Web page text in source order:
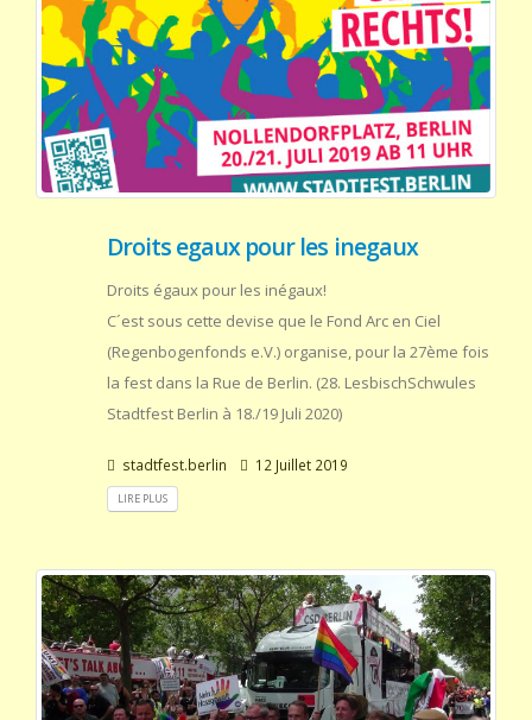
Droits egaux pour les inegaux
Droits égaux pour les inégaux!
C´est sous cette devise que le Fond Arc en Ciel
(Regenbogenfonds e.V.) organise, pour la 27ème fois
la fest dans la Rue de Berlin. (28. LesbischSchwules
Stadtfest Berlin à 18./19 Juli 2020)
stadtfest.berlin 12 Juillet 2019
LIRE PLUS